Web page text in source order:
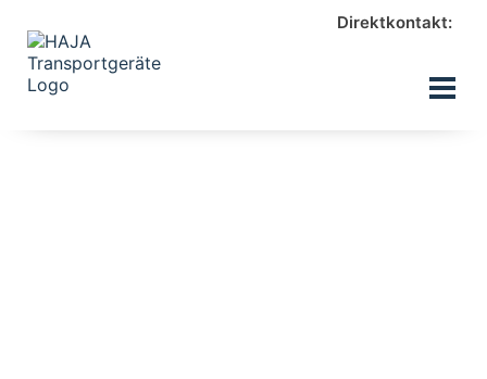
Direktkontakt: